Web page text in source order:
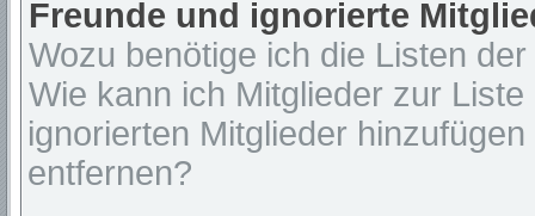
Freunde und ignorierte
Wozu benötige ich die Listen
Wie kann ich Mitglieder zur
ignorierten Mitglieder
entfernen?